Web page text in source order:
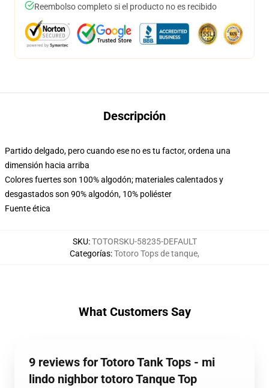
Reembolso completo si el producto no es recibido
Descripción
Partido delgado, pero cuando ese no es tu factor, ordena una
dimensión hacia arriba
Colores fuertes son 100% algodón; materiales calentados y
desgastados son 90% algodón, 10% poliéster
Fuente ética
SKU:TOTORSKU-58235-DEFAULT
Categorías:Totoro Tops de tanque,
What Customers Say
9 reviews for Totoro Tank Tops - mi
lindo nighbor totoro Tanque Top